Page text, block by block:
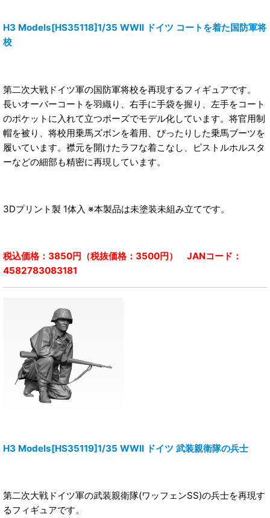
H3 Models[HS35118]1/35 WWII ドイツ コートを着た国防軍将
校
第二次大戦ドイツ軍の国防軍将校を再現するフィギュアです。
長いオーバーコートを羽織り、右手に手袋を握り、左手をコート
のポケットに入れて立つポーズでモデル化しています。将官用制
帽を被り、将校用乗馬ズボンを着用、ぴったりした乗馬ブーツを
履いています。襟元を開けたラフな着こなし、ピストルホルスタ
ーなどの細部も精密に再現しています。
3Dプリント製 1体入 ※本製品は未塗装未組み立てです。
税込価格：3850円（税抜価格：3500円） JANコード：
4582783083181
H3 Models[HS35119]1/35 WWII ドイツ 武装親衛隊の兵士
第二次大戦ドイツ軍の武装親衛隊(ワッフェンSS)の兵士を再現す
るフィギュアです。